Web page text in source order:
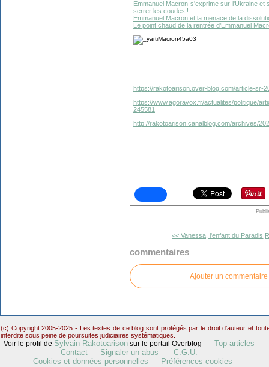
Emmanuel Macron s'exprime sur l'Ukraine
serrer les coudes !
Emmanuel Macron et la menace de la
Le point chaud de la rentrée d’Emmanuel
https://rakotoarison.over-blog.com/article-sr-
https://www.agoravox.fr/actualites/politique/
245581
http://rakotoarison.canalblog.com/archives/
<< Vanessa, l'enfant du Paradis
commentaires
Ajouter un commentaire
(c) Copyright 2005-2025 - Les textes de ce blog sont protégés par le droit d'auteur et
interdite sous peine de poursuites judiciaires systématiques.
Voir le profil de Sylvain Rakotoarison sur le portail Overblog
Top articles
Contact
Signaler un abus
C.G.U.
Cookies et données personnelles
Préférences cookies